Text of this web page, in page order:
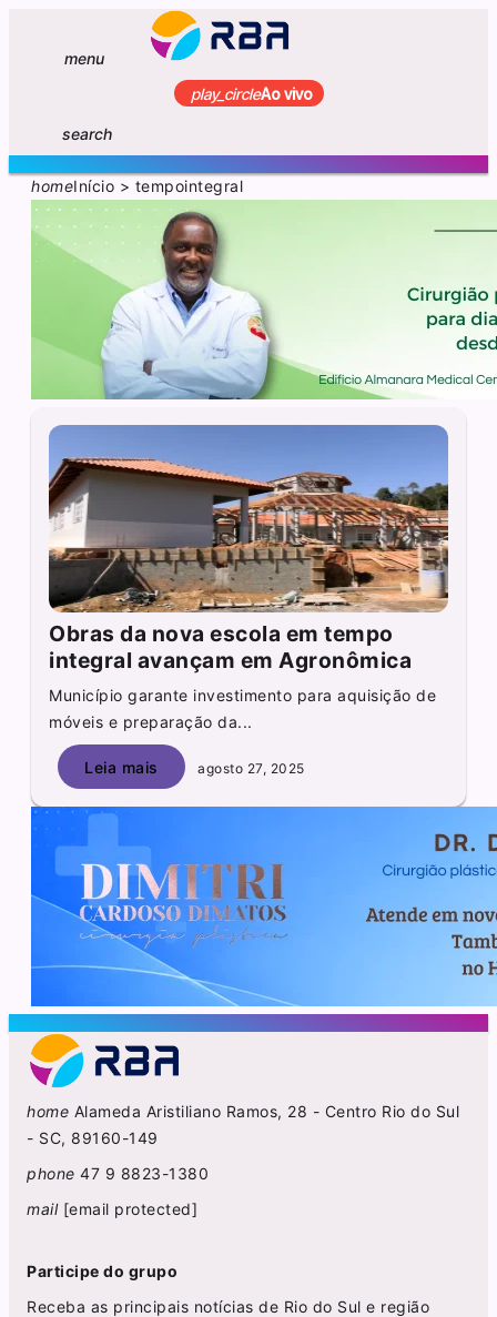
menu
play_circleAo vivo
search
homeInício > tempointegral
Obras da nova escola em tempo
integral avançam em Agronômica
Município garante investimento para aquisição de
móveis e preparação da...
Leia mais agosto 27, 2025
home Alameda Aristiliano Ramos, 28 - Centro Rio do Sul
- SC, 89160-149
phone 47 9 8823-1380
mail [email protected]
Participe do grupo
Receba as principais notícias de Rio do Sul e região